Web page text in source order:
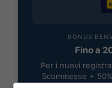
BONUS
Fino a
Per i nuovi
Scommesse +